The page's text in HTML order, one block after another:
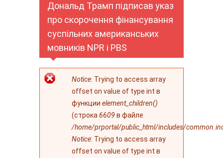
Дональд Трамп підписав указ
про скорочення фінансування
суспільних американських
мовників NPR і PBS
Сообщение об
ошибке
Notice: Trying to access array
offset on value of type int в
функции element_children()
(строка 6609 в файле
/home/prportal/public_html/includes/
Notice: Trying to access array
offset on value of type int в